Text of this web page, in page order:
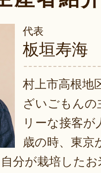
代表
板垣寿海
村上市高根地
ざいごもん
リーな接客が
歳の時、東京
分が栽培した